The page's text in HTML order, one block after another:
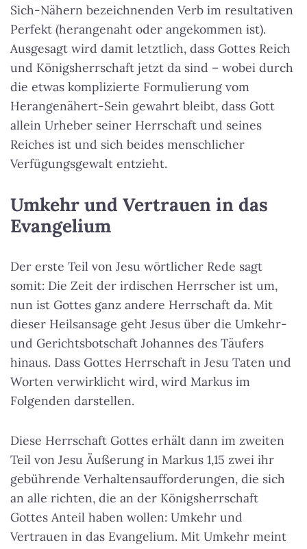
Sich-Nähern bezeichnenden Verb im resultativen
Perfekt (herangenaht oder angekommen ist).
Ausgesagt wird damit letztlich, dass Gottes Reich
und Königsherrschaft jetzt da sind – wobei durch
die etwas komplizierte Formulierung vom
Herangenähert-Sein gewahrt bleibt, dass Gott
allein Urheber seiner Herrschaft und seines
Reiches ist und sich beides menschlicher
Verfügungsgewalt entzieht.
Umkehr und Vertrauen in das
Evangelium
Der erste Teil von Jesu wörtlicher Rede sagt
somit: Die Zeit der irdischen Herrscher ist um,
nun ist Gottes ganz andere Herrschaft da. Mit
dieser Heilsansage geht Jesus über die Umkehr-
und Gerichtsbotschaft Johannes des Täufers
hinaus. Dass Gottes Herrschaft in Jesu Taten und
Worten verwirklicht wird, wird Markus im
Folgenden darstellen.
Diese Herrschaft Gottes erhält dann im zweiten
Teil von Jesu Äußerung in Markus 1,15 zwei ihr
gebührende Verhaltensaufforderungen, die sich
an alle richten, die an der Königsherrschaft
Gottes Anteil haben wollen: Umkehr und
Vertrauen in das Evangelium. Mit Umkehr meint